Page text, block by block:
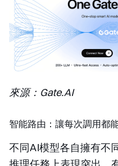
來源：Gate.AI
智能路由：讓每次調用都
不同AI模型各自擁有